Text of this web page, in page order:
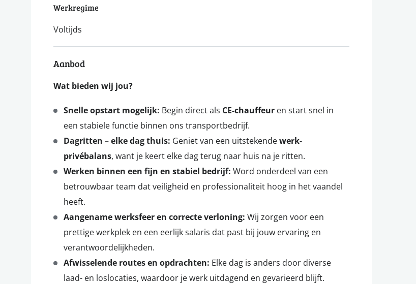
Werkregime
Voltijds
Aanbod
Wat bieden wij jou?
Snelle opstart mogelijk: Begin direct als CE-chauffeur en start snel in
een stabiele functie binnen ons transportbedrijf.
Dagritten – elke dag thuis: Geniet van een uitstekendewerk-
privébalans, want je keert elke dag terug naar huis na je ritten.
Werken binnen een fijn en stabiel bedrijf: Word onderdeel van een
betrouwbaar team dat veiligheid en professionaliteit hoog in het vaandel
heeft.
Aangename werksfeer en correcte verloning: Wij zorgen voor een
prettige werkplek en een eerlijk salaris dat past bij jouw ervaring en
verantwoordelijkheden.
Afwisselende routes en opdrachten: Elke dag is anders door diverse
laad- en loslocaties, waardoor je werk uitdagend en gevarieerd blijft.